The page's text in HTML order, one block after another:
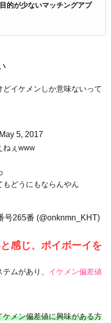
的が少ないマッチングアプ
イケメンしか意味ないって
May 5, 2017
ねぇwww
どうにもならんやん
265番 (@onknmn_KHT)
感じ、ポイボーイを
ムがあり、 イケメン偏差値
メン偏差値に興味がある方